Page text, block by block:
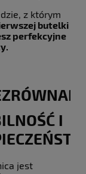
z którym
butelki
perfekcyjne
I
jest